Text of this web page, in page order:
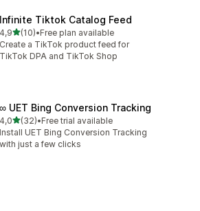
Infinite Tiktok Catalog Feed
4,9na 5 gwiazdek
(10)
Łączna liczba recenzji: 10
•Free plan available
Create a TikTok product feed for
TikTok DPA and TikTok Shop
∞ UET Bing Conversion Tracking
4,0na 5 gwiazdek
(32)
Łączna liczba recenzji: 32
•Free trial available
Install UET Bing Conversion Tracking
with just a few clicks